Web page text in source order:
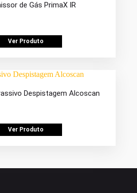
de Gás PrimaX IR
Ver Produto
Despistagem Alcoscan
Ver Produto